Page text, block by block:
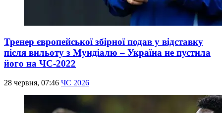
Тренер європейської збірної подав у відставку
після вильоту з Мундіалю – Україна не пустила
його на ЧС-2022
28 червня, 07:46 ЧС 2026